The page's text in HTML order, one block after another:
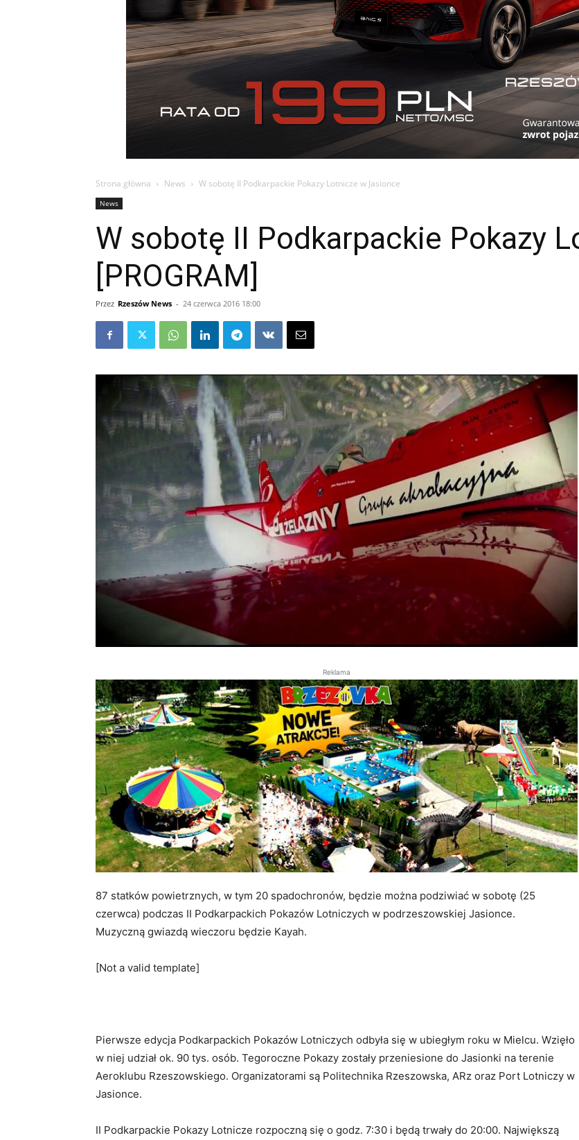
Strona główna News W sobotę II Podkarpackie Pokazy Lotnicze w Jasionce
News
W sobotę II Podkarpackie Pokazy
[PROGRAM]
Przez Rzeszów News - 24 czerwca 2016 18:00
Reklama
87 statków powietrznych, w tym 20 spadochronów, będzie można podziwiać w sobotę (25
czerwca) podczas II Podkarpackich Pokazów Lotniczych w podrzeszowskiej Jasionce.
Muzyczną gwiazdą wieczoru będzie Kayah.
[Not a valid template]
Pierwsze edycja Podkarpackich Pokazów Lotniczych odbyła się w ubiegłym roku w Mielcu. Wzięło
w niej udział ok. 90 tys. osób. Tegoroczne Pokazy zostały przeniesione do Jasionki na terenie
Aeroklubu Rzeszowskiego. Organizatorami są Politechnika Rzeszowska, ARz oraz Port Lotniczy w
Jasionce.
II Podkarpackie Pokazy Lotnicze rozpoczną się o godz. 7:30 i będą trwały do 20:00. Największą